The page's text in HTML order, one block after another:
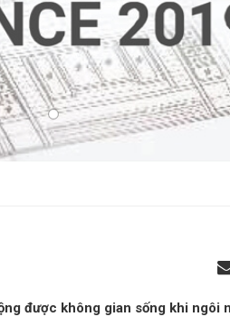
được không gian sống khi ngôi